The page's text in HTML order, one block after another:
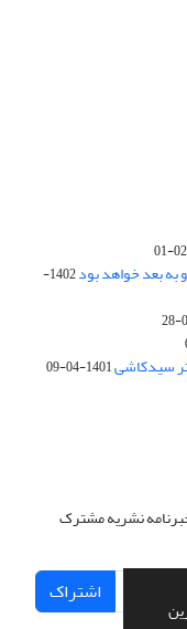
1402-
سیدکاشی1401-04-09
نشریه مشترک
اشتراک